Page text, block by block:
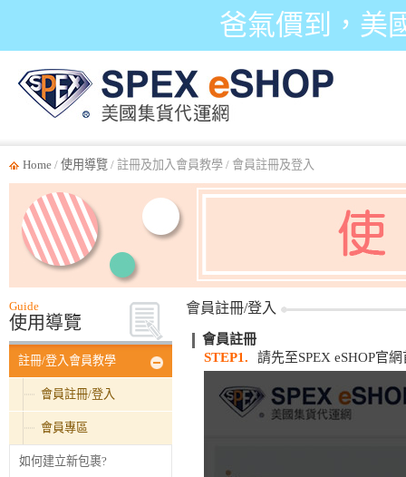
爸氣價到，美
Home / 使用導覽 / 註冊及加入會員教學 / 會員註冊及登入
Guide
使用導覽
註冊/登入會員教學
會員註冊/登入
會員專區
如何建立新包裹?
會員註冊/登入
會員註冊
STEP1.
請先至SPEX eSHOP官